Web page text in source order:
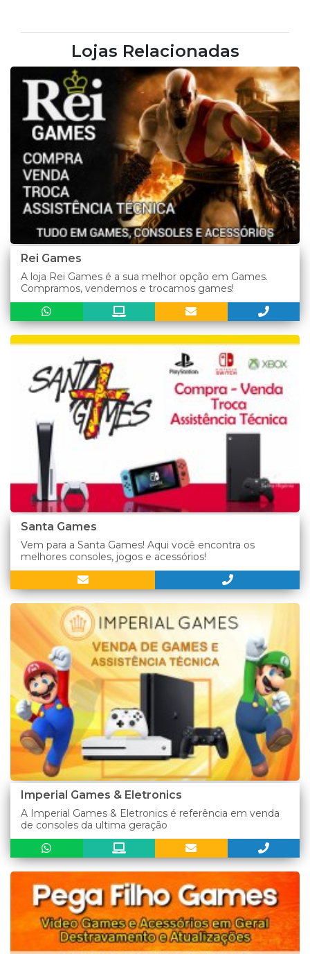
Lojas Relacionadas
Rei Games
A loja Rei Games é a sua melhor opção em Games.
Compramos, vendemos e trocamos games!
Santa Games
Vem para a Santa Games! Aqui você encontra os
melhores consoles, jogos e acessórios!
Imperial Games & Eletronics
A Imperial Games & Eletronics é referência em venda
de consoles da ultima geração